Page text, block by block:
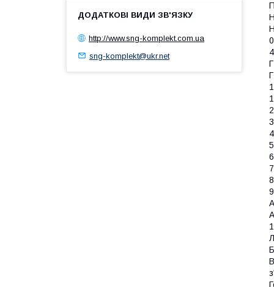
http://www.sng-komplekt.com.ua
sng-komplekt@ukr.net